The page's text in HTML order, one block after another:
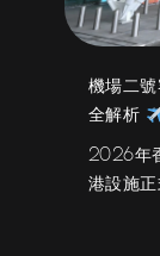
機場二
全解析
2026年
港設施